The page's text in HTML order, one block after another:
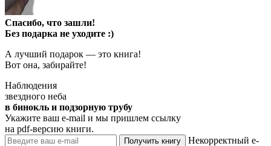
Спасибо, что зашли!
Без подарка не уходите :)
А лучший подарок — это книга!
Вот она, забирайте!
Наблюдения
звездного неба
в бинокль и подзорную трубу
Укажите ваш e-mail и мы пришлем ссылку
на pdf-версию книги.
Получить книгу
Некорректный e-